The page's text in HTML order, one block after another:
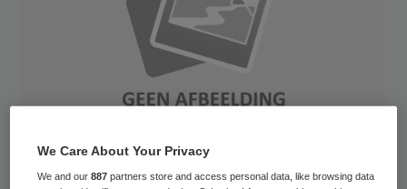
We Care About Your Privacy
We and our887 partners store and access personal data, like browsing data